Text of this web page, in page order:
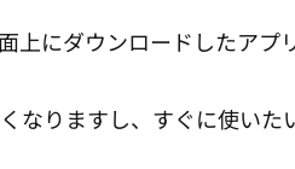
上にダウンロードしたアプ
なりますし、すぐに使い